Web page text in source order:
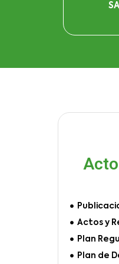
Actos y
Plan
Plan de